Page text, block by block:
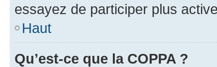
essayez de participer plus
Haut
Qu’est-ce que la COPPA ?